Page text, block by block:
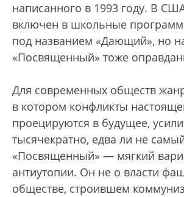
написанного в 1993 году. В
включен в школьные
под названием «Дающий», но
«Посвященный» тоже
Для современных обществ
в котором конфликты
проецируются в будущее,
тысячекратно, едва ли не
«Посвященный» — мягкий
антиутопии. Он не о власти
обществе, строившем